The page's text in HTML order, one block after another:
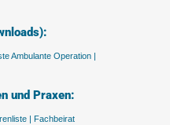
Ambulante Operation |
und Praxen:
| Fachbeirat